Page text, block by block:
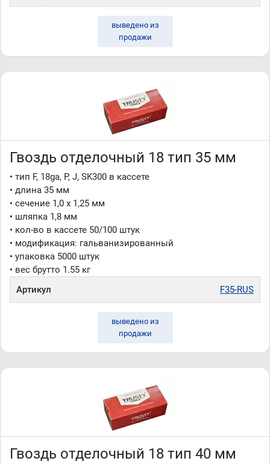
выведено из
продажи
Гвоздь отделочный 18 тип 35 мм
• тип F, 18ga, P, J, SK300 в кассете
• длина 35 мм
• сечение 1,0 x 1,25 мм
• шляпка 1,8 мм
• кол-во в кассете 50/100 штук
• модификация: гальванизированный
• упаковка 5000 штук
• вес брутто 1.55 кг
Артикул
F35-RUS
выведено из
продажи
Гвоздь отделочный 18 тип 40 мм